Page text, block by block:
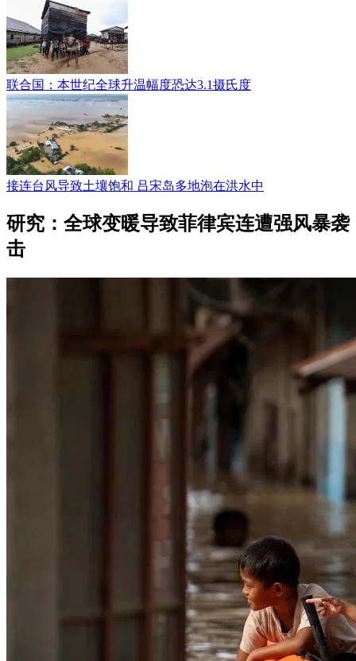
联合国：本世纪全球升温幅度恐达3.1摄氏度
接连台风导致土壤饱和 吕宋岛多地泡在洪水中
研究：全球变暖导致菲律宾连遭强风暴袭
击